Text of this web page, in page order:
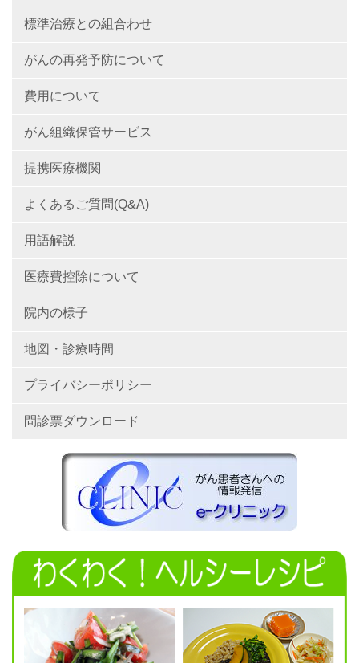
標準治療との組合わせ
がんの再発予防について
費用について
がん組織保管サービス
提携医療機関
よくあるご質問(Q&A)
用語解説
医療費控除について
院内の様子
地図・診療時間
プライバシーポリシー
問診票ダウンロード